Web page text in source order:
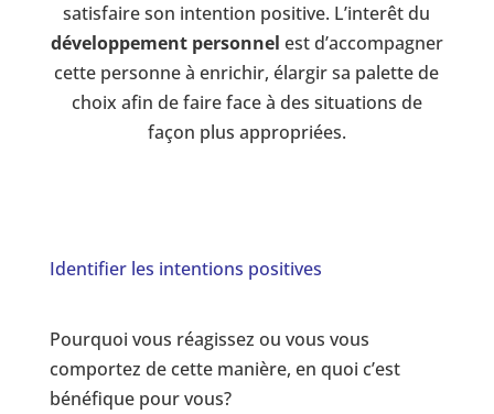
satisfaire son intention positive. L’interêt du
développement personnel est d’accompagner
cette personne à enrichir, élargir sa palette de
choix afin de faire face à des situations de
façon plus appropriées.
Identifier les intentions positives
Pourquoi vous réagissez ou vous vous
comportez de cette manière, en quoi c’est
bénéfique pour vous?